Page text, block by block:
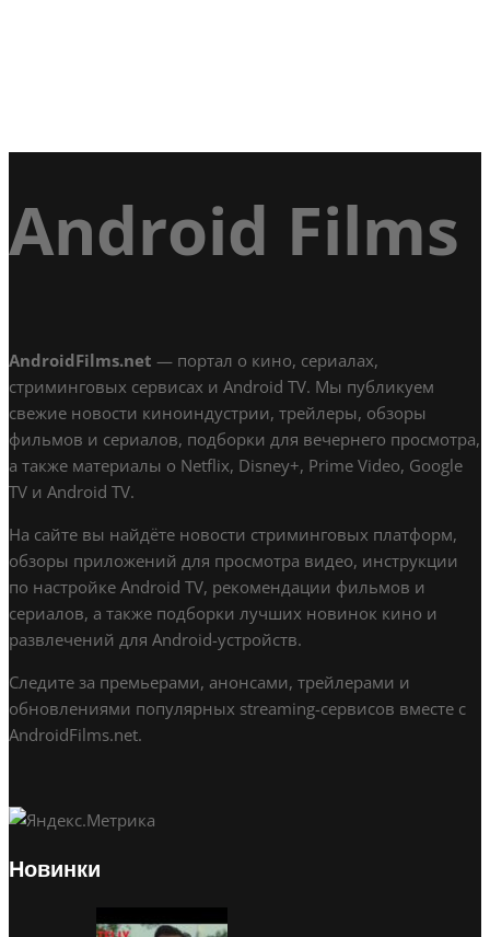
Android Films
AndroidFilms.net — портал о кино, сериалах,
стриминговых сервисах и Android TV. Мы публикуем
свежие новости киноиндустрии, трейлеры, обзоры
фильмов и сериалов, подборки для вечернего просмотра,
а также материалы о Netflix, Disney+, Prime Video, Google
TV и Android TV.
На сайте вы найдёте новости стриминговых платформ,
обзоры приложений для просмотра видео, инструкции
по настройке Android TV, рекомендации фильмов и
сериалов, а также подборки лучших новинок кино и
развлечений для Android-устройств.
Следите за премьерами, анонсами, трейлерами и
обновлениями популярных streaming-сервисов вместе с
AndroidFilms.net.
Новинки